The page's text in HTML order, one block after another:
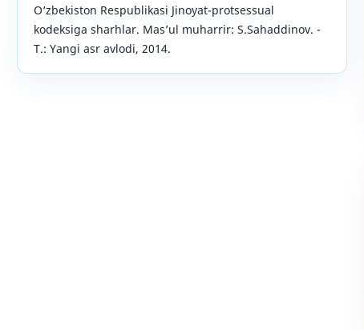
O‘zbekiston Respublikasi Jinoyat-protsessual
kodeksiga sharhlar. Mas’ul muharrir: S.Sahaddinov. -
T.: Yangi asr avlodi, 2014.